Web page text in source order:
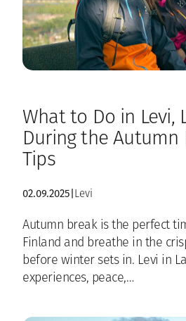
What to Do in Levi,
During the Autumn
Tips
02.09.2025 Levi
Autumn break is the perfect
Finland and breathe in the
before winter sets in. Levi in
experiences, peace,…